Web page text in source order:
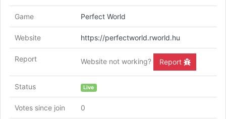
Game Perfect World
Website https://perfectworld.rworld.hu
Report Website not working? Report
Status Live
Votes since join 0